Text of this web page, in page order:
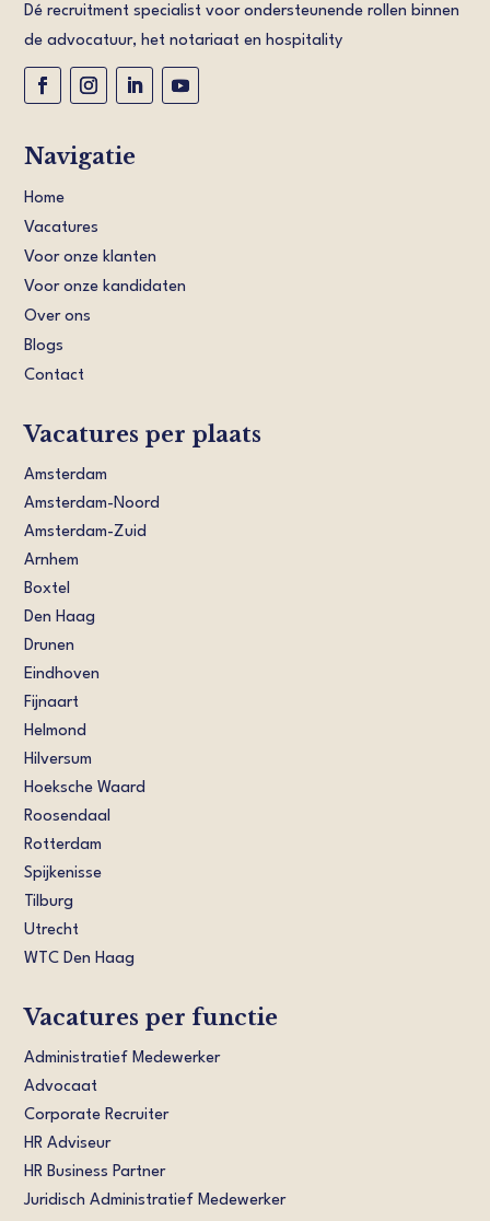
Dé recruitment specialist voor ondersteunende rollen binnen
de advocatuur, het notariaat en hospitality
Navigatie
Home
Vacatures
Voor onze klanten
Voor onze kandidaten
Over ons
Blogs
Contact
Vacatures per plaats
Amsterdam
Amsterdam-Noord
Amsterdam-Zuid
Arnhem
Boxtel
Den Haag
Drunen
Eindhoven
Fijnaart
Helmond
Hilversum
Hoeksche Waard
Roosendaal
Rotterdam
Spijkenisse
Tilburg
Utrecht
WTC Den Haag
Vacatures per functie
Administratief Medewerker
Advocaat
Corporate Recruiter
HR Adviseur
HR Business Partner
Juridisch Administratief Medewerker